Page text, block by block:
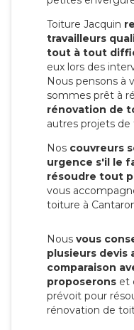
Toiture Jacquin
travailleurs
tout à tout
eux lors des
Nous pensons à
sommes prêt à
rénovation de
autres projets de
Nos couvreurs
urgence s'il le
résoudre tout
vous
toiture à
Nous vous
plusieurs devis
comparaison
proposerons et
prévoit pour
rénovation de